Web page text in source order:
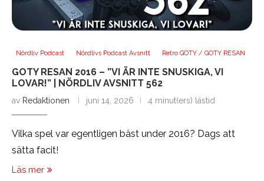
Nördliv Podcast Nördlivs Podcast Avsnitt Retro GOTY / GOTY RESAN
GOTY RESAN 2016 – ”VI ÄR INTE SNUSKIGA, VI
LOVAR!” | NÖRDLIV AVSNITT 562
av Redaktionen juni 14, 2026 4 minut(ers) lästid
Vilka spel var egentligen bäst under 2016? Dags att
sätta facit!
Läs mer